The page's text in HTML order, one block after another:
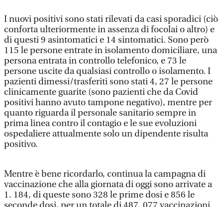
I nuovi positivi sono stati rilevati da casi sporadici (ciò
conforta ulteriormente in assenza di focolai o altro) e
di questi 9 asintomatici e 14 sintomatici. Sono però
115 le persone entrate in isolamento domiciliare, una
persona entrata in controllo telefonico, e 73 le
persone uscite da qualsiasi controllo o isolamento. I
pazienti dimessi/trasferiti sono stati 4, 27 le persone
clinicamente guarite (sono pazienti che da Covid
positivi hanno avuto tampone negativo), mentre per
quanto riguarda il personale sanitario sempre in
prima linea contro il contagio e le sue evoluzioni
ospedaliere attualmente solo un dipendente risulta
positivo.
Mentre è bene ricordarlo, continua la campagna di
vaccinazione che alla giornata di oggi sono arrivate a
1. 184, di queste sono 328 le prime dosi e 856 le